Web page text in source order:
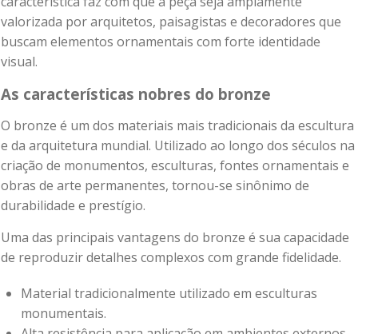
valorizada por arquitetos, paisagistas e decoradores que
buscam elementos ornamentais com forte identidade
visual.
As características nobres do bronze
O bronze é um dos materiais mais tradicionais da escultura
e da arquitetura mundial. Utilizado ao longo dos séculos na
criação de monumentos, esculturas, fontes ornamentais e
obras de arte permanentes, tornou-se sinônimo de
durabilidade e prestígio.
Uma das principais vantagens do bronze é sua capacidade
de reproduzir detalhes complexos com grande fidelidade.
Material tradicionalmente utilizado em esculturas
monumentais.